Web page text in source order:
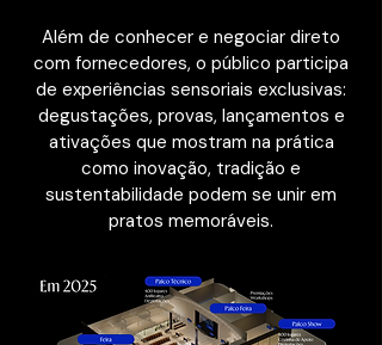
Além de conhecer e negociar direto
com fornecedores, o público participa
de experiências sensoriais exclusivas:
degustações, provas, lançamentos e
ativações que mostram na prática
como inovação, tradição e
sustentabilidade podem se unir em
pratos memoráveis.